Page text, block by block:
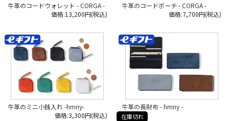
牛革のコードウォレット - CORGA -
価格:13,200円(税込)
牛革のコードポーチ - CORGA -
価格:7,700円(税込)
牛革のミニ小銭入れ -hmny-
価格:3,300円(税込)
牛革の長財布 - hmny -
在庫切れ